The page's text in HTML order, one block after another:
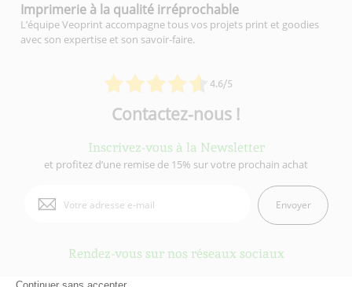
4.6/5
Imprimerie à la qualité irréprochable
L’équipe Veoprint accompagne tous vos projets print et goodies
avec son expertise et son savoir-faire.
Contactez-nous !
Inscrivez-vous à la Newsletter
et profitez d’une remise de 15% sur votre prochain achat
Envoyer
Rendez-vous sur nos réseaux sociaux